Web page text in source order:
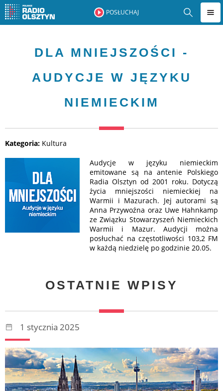
POSŁUCHAJ
DLA MNIEJSZOŚCI -
AUDYCJE W JĘZYKU
NIEMIECKIM
Kategoria: Kultura
Audycje w języku niemieckim
emitowane są na antenie Polskiego
Radia Olsztyn od 2001 roku. Dotyczą
życia mniejszości niemieckiej na
Warmii i Mazurach. Jej autorami są
Anna Przywoźna oraz Uwe Hahnkamp
ze Związku Stowarzyszeń Niemieckich
Warmii i Mazur. Audycji można
posłuchać na częstotliwości 103,2 FM
w każdą niedzielę po godzinie 20.05.
OSTATNIE WPISY
1 stycznia 2025